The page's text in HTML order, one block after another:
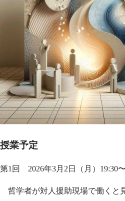
授業予定
第1回 2026年3月2日（月）19:30
哲学者が対人援助現場で働くと